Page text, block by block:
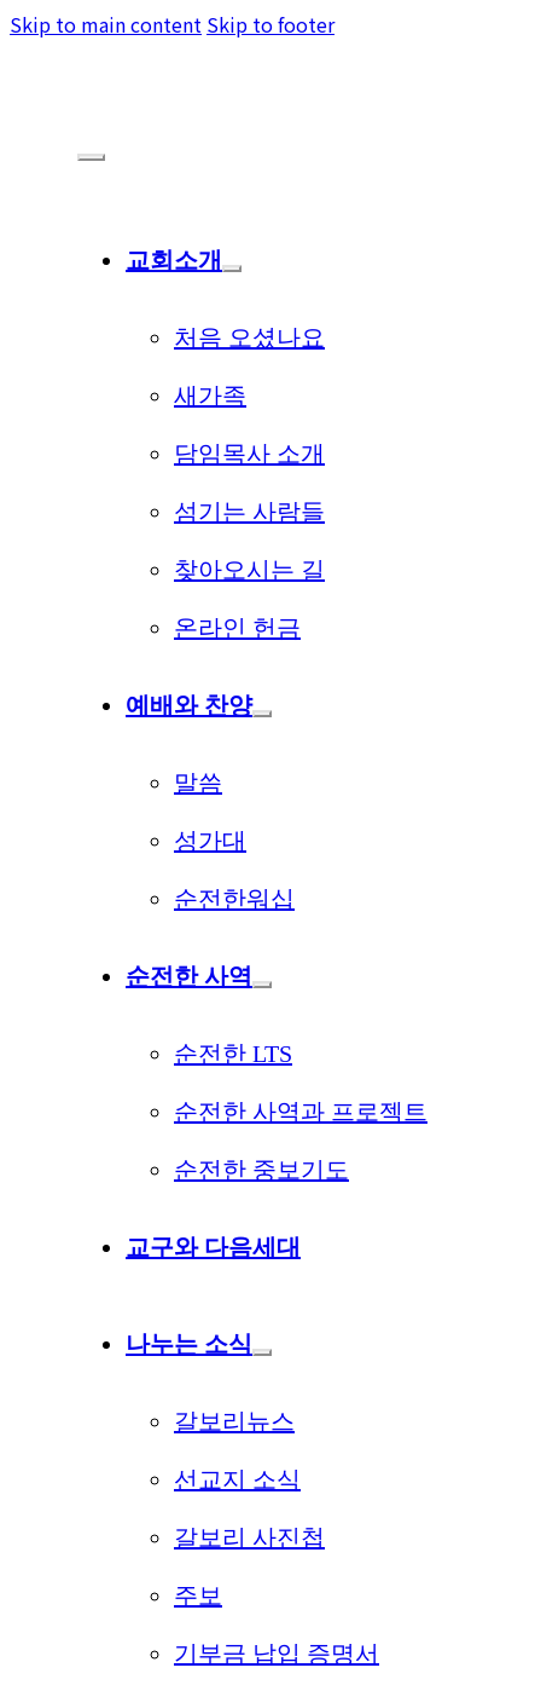
Skip to main content Skip to footer
교회소개
처음 오셨나요
새가족
담임목사 소개
섬기는 사람들
찾아오시는 길
온라인 헌금
예배와 찬양
말씀
성가대
순전한워십
순전한 사역
순전한 LTS
순전한 사역과 프로젝트
순전한 중보기도
교구와 다음세대
나누는 소식
갈보리뉴스
선교지 소식
갈보리 사진첩
주보
기부금 납입 증명서